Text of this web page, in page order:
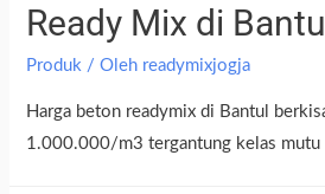
Ready Mix di
Produk / Oleh readymixjogja
Harga beton readymix di Bantul
1.000.000/m3 tergantung kelas mutu